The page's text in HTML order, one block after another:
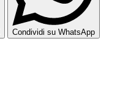
Condividi su WhatsApp